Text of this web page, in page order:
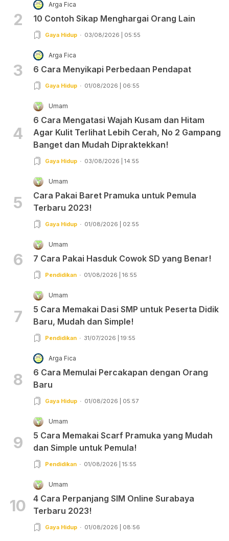
2
Arga Fica
10 Contoh Sikap Menghargai Orang Lain
Gaya Hidup 03/08/2026 | 05:55
3
Arga Fica
6 Cara Menyikapi Perbedaan Pendapat
Gaya Hidup 01/08/2026 | 06:55
4
Umam
6 Cara Mengatasi Wajah Kusam dan Hitam
Agar Kulit Terlihat Lebih Cerah, No 2 Gampang
Banget dan Mudah Dipraktekkan!
Gaya Hidup 03/08/2026 | 14:55
5
Umam
Cara Pakai Baret Pramuka untuk Pemula
Terbaru 2023!
Gaya Hidup 01/08/2026 | 02:55
6
Umam
7 Cara Pakai Hasduk Cowok SD yang Benar!
Pendidikan 01/08/2026 | 16:55
7
Umam
5 Cara Memakai Dasi SMP untuk Peserta Didik
Baru, Mudah dan Simple!
Pendidikan 31/07/2026 | 19:55
8
Arga Fica
6 Cara Memulai Percakapan dengan Orang
Baru
Gaya Hidup 01/08/2026 | 05:57
9
Umam
5 Cara Memakai Scarf Pramuka yang Mudah
dan Simple untuk Pemula!
Pendidikan 01/08/2026 | 15:55
10
Umam
4 Cara Perpanjang SIM Online Surabaya
Terbaru 2023!
Gaya Hidup 01/08/2026 | 08:56